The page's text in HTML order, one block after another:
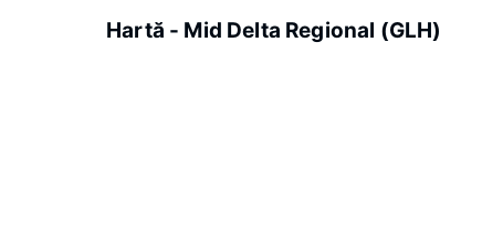
Hartă - Mid Delta Regional (GLH)